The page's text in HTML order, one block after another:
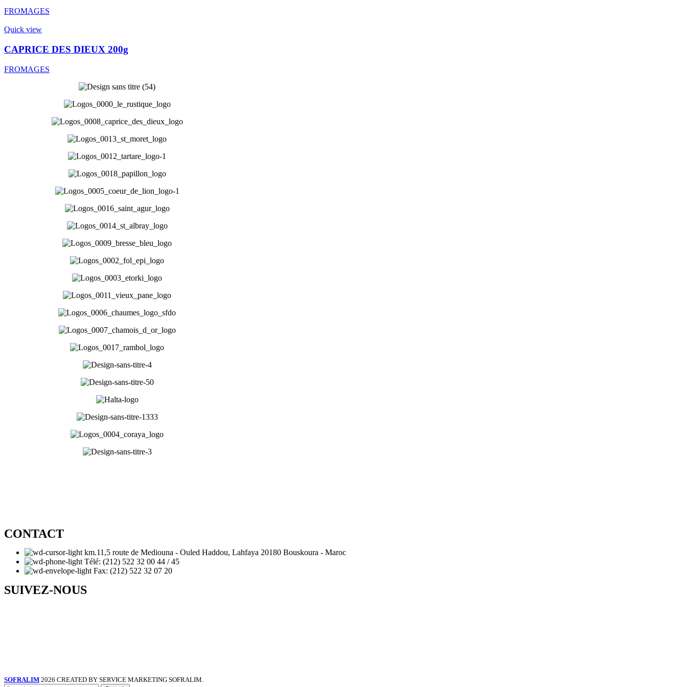
FROMAGES
Quick view
CAPRICE DES DIEUX 200g
FROMAGES
CONTACT
km.11,5 route de Mediouna - Ouled Haddou, Lahfaya 20180 Bouskoura - Maroc
Télé: (212) 522 32 00 44 / 45
Fax: (212) 522 32 07 20
SUIVEZ-NOUS
SOFRALIM 2026 CREATED BY SERVICE MARKETING SOFRALIM.